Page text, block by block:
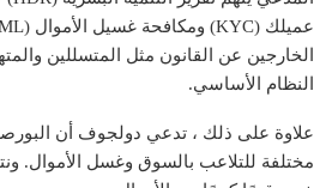
الخارجين عن القانون مثل المتسللين
النظام الأساسي.
علاوة على ذلك ، تدعي دولجوف أن
مختلفة للتلاعب بالسوق وغسل الأموال.